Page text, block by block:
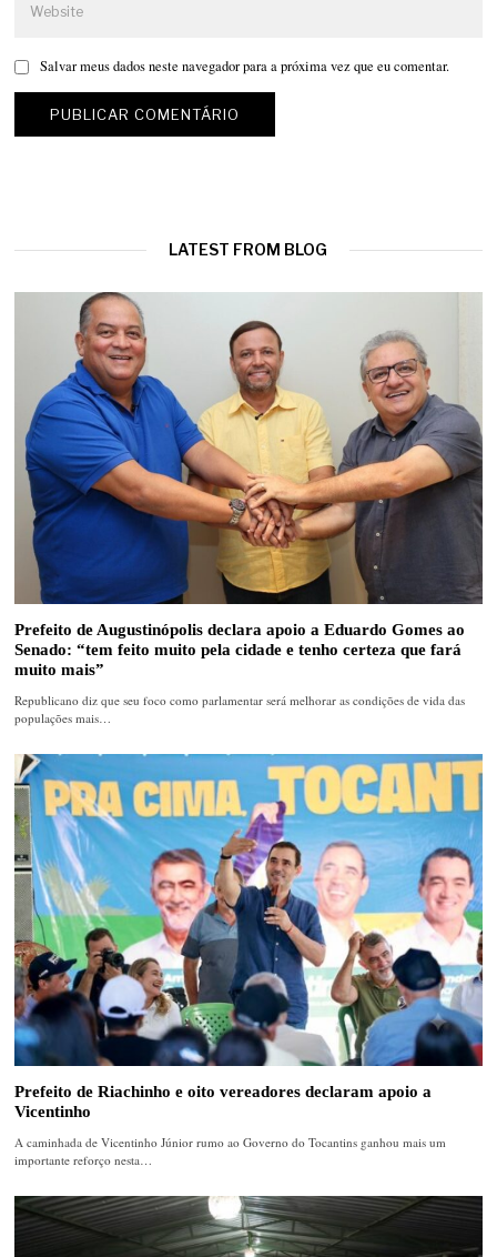
Salvar meus dados neste navegador para a próxima vez que eu comentar.
LATEST FROM BLOG
Prefeito de Augustinópolis declara apoio a Eduardo Gomes ao
Senado: “tem feito muito pela cidade e tenho certeza que fará
muito mais”
Republicano diz que seu foco como parlamentar será melhorar as condições de vida das
populações mais…
Prefeito de Riachinho e oito vereadores declaram apoio a
Vicentinho
A caminhada de Vicentinho Júnior rumo ao Governo do Tocantins ganhou mais um
importante reforço nesta…